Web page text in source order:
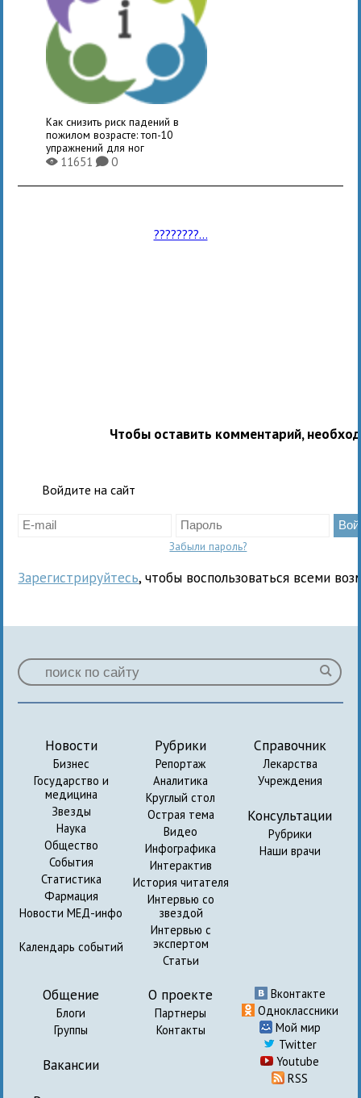
Как снизить риск падений в
пожилом возрасте: топ-10
упражнений для ног
X11651K0
????????...
Чтобы оставить комментарий,
Войдите на сайт
Забыли пароль?
Зарегистрируйтесь, чтобы воспользоваться всеми
Новости
Бизнес
Государство и
медицина
Звезды
Наука
Общество
События
Статистика
Фармация
Новости МЕД-инфо
Календарь событий
Рубрики
Репортаж
Аналитика
Круглый стол
Острая тема
Видео
Инфографика
Интерактив
История читателя
Интервью со
звездой
Интервью с
экспертом
Статьи
Справочник
Лекарства
Учреждения
Консультации
Рубрики
Наши врачи
Общение
Блоги
Группы
Вакансии
О проекте
Партнеры
Контакты
Вконтакте
Одноклассники
Мой мир
Twitter
Youtube
RSS